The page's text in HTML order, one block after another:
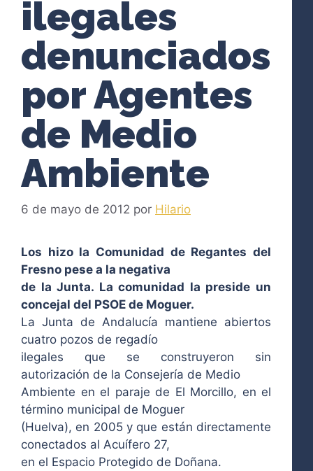
ilegales
denunciados
por Agentes
de Medio
Ambiente
6 de mayo de 2012 por Hilario
Los hizo la Comunidad de Regantes del
Fresno pese a la negativa
de la Junta. La comunidad la preside un
concejal del PSOE de Moguer.
La Junta de Andalucía mantiene abiertos
cuatro pozos de regadío
ilegales que se construyeron sin
autorización de la Consejería de Medio
Ambiente en el paraje de El Morcillo, en el
término municipal de Moguer
(Huelva), en 2005 y que están directamente
conectados al Acuífero 27,
en el Espacio Protegido de Doñana.